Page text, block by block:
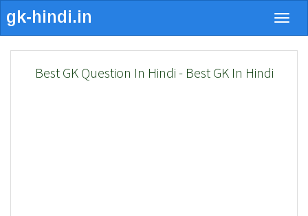
Best GK Question In Hindi - Best GK In Hindi